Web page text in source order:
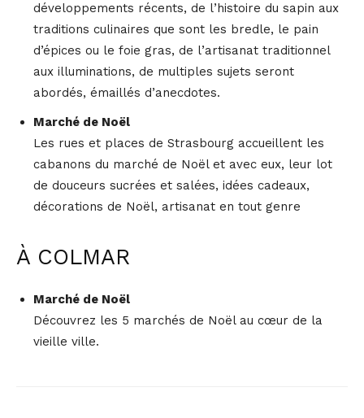
développements récents, de l’histoire du sapin aux
traditions culinaires que sont les bredle, le pain
d’épices ou le foie gras, de l’artisanat traditionnel
aux illuminations, de multiples sujets seront
abordés, émaillés d’anecdotes.
Marché de Noël
Les rues et places de Strasbourg accueillent les
cabanons du marché de Noël et avec eux, leur lot
de douceurs sucrées et salées, idées cadeaux,
décorations de Noël, artisanat en tout genre
À COLMAR
Marché de Noël
Découvrez les 5 marchés de Noël au cœur de la
vieille ville.